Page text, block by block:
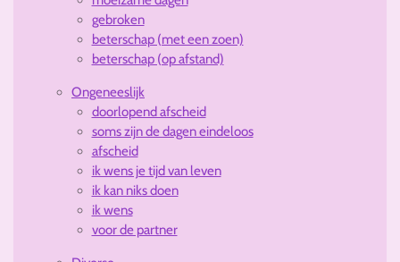
gebroken
beterschap (met een zoen)
beterschap (op afstand)
Ongeneeslijk
doorlopend afscheid
soms zijn de dagen eindeloos
afscheid
ik wens je tijd van leven
ik kan niks doen
ik wens
voor de partner